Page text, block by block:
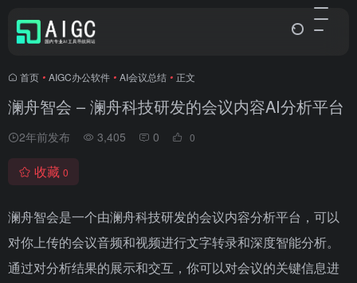
首页 • AIGC办公软件 • AI会议总结 • 正文
澜舟智会 – 澜舟科技研发的会议内容AI分析平台
2年前发布 3,405 0 0
收藏 0
澜舟智会是一个由澜舟科技研发的会议内容分析平台，可以
对你上传的会议音频和视频进行文字转录和深度智能分析。
通过对分析结果的展示和交互，你可以对会议的关键信息进